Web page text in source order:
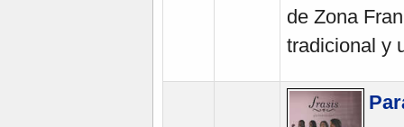
de Zona
tradicional y